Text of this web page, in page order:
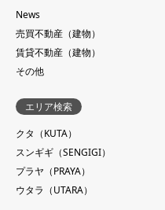
News
売買不動産（建物）
賃貸不動産（建物）
その他
エリア検索
クタ（KUTA）
スンギギ（SENGIGI）
プラヤ（PRAYA）
ウタラ（UTARA）